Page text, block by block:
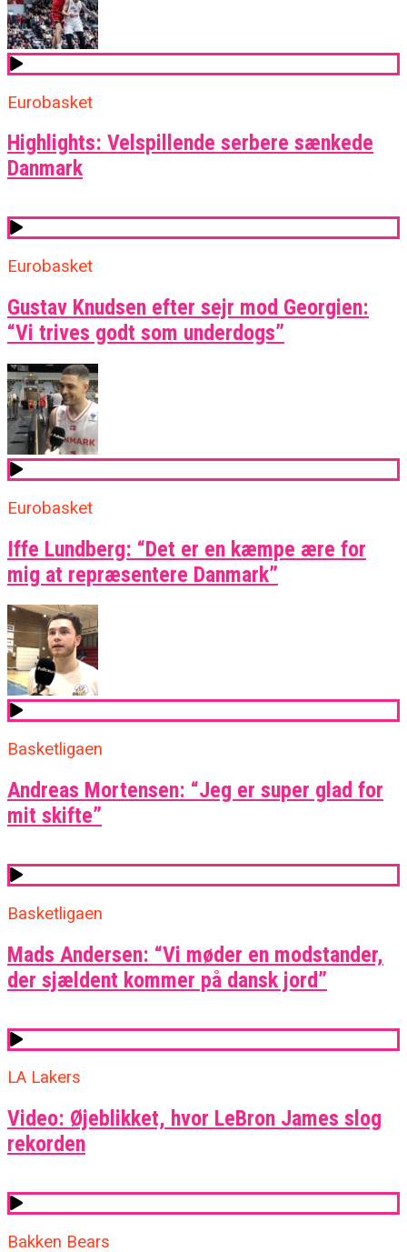
Eurobasket
Highlights: Velspillende serbere sænkede
Danmark
Eurobasket
Gustav Knudsen efter sejr mod Georgien:
“Vi trives godt som underdogs”
Eurobasket
Iffe Lundberg: “Det er en kæmpe ære for
mig at repræsentere Danmark”
Basketligaen
Andreas Mortensen: “Jeg er super glad for
mit skifte”
Basketligaen
Mads Andersen: “Vi møder en modstander,
der sjældent kommer på dansk jord”
LA Lakers
Video: Øjeblikket, hvor LeBron James slog
rekorden
Bakken Bears